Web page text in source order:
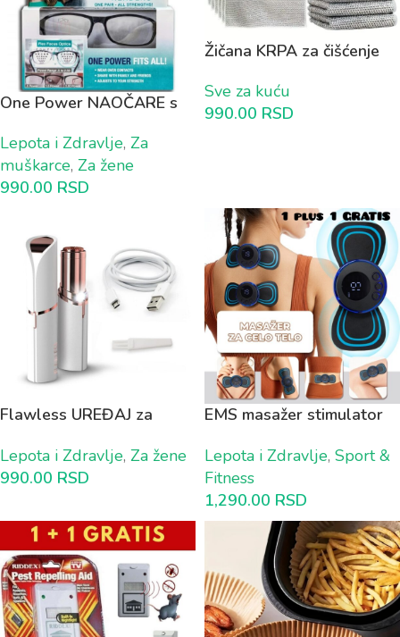
One Power NAOČARE s
GRATIS
Lepota i Zdravlje, Za
muškarce, Za žene
990.00 RSD
Žičana KRPA za čišćenje
Sve za kuću
990.00 RSD
Flawless UREĐAJ za
punjivom baterijom
Lepota i Zdravlje, Za žene
990.00 RSD
EMS masažer stimulator
plus 1 GRATIS
Lepota i Zdravlje, Sport &
Fitness
1,290.00 RSD